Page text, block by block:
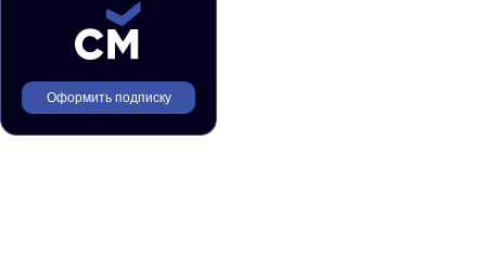
Оформить подписку